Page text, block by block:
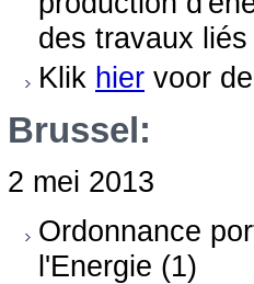
des travaux
Klik hier voor
Brussel:
2 mei 2013
Ordonnance
l'Energie (1)